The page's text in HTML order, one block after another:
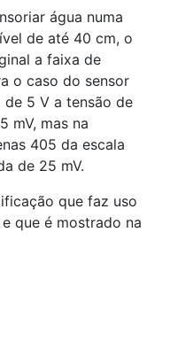
água numa
de até 40 cm, o
a faixa de
o caso do sensor
5 V a tensão de
mV, mas na
405 da escala
de 25 mV.
que faz uso
que é mostrado na